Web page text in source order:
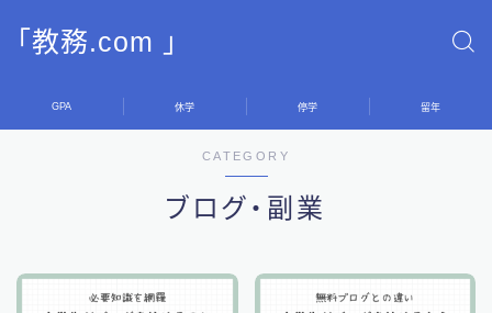
「教務.com 」
GPA 休学 停学 留年
CATEGORY
ブログ・副業